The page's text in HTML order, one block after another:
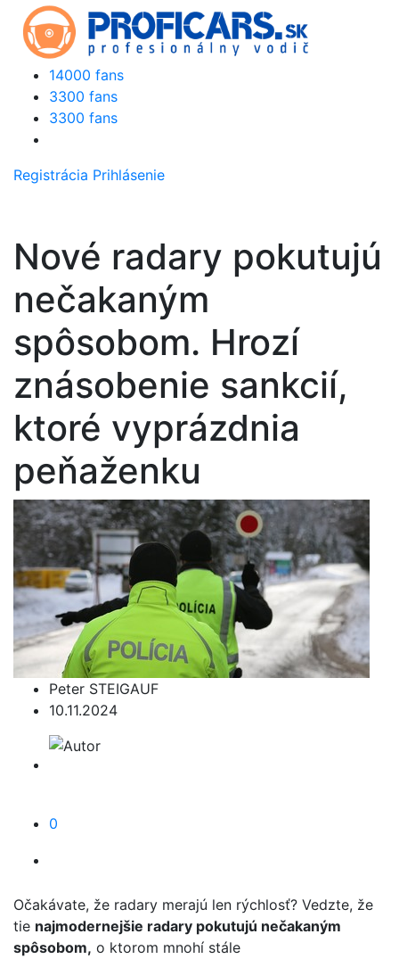
14000 fans
3300 fans
3300 fans
Registrácia Prihlásenie
Nové radary pokutujú
nečakaným
spôsobom. Hrozí
znásobenie sankcií,
ktoré vyprázdnia
peňaženku
Peter STEIGAUF
10.11.2024
0
Očakávate, že radary merajú len rýchlosť? Vedzte, že
tie najmodernejšie radary pokutujú nečakaným
spôsobom, o ktorom mnohí stále